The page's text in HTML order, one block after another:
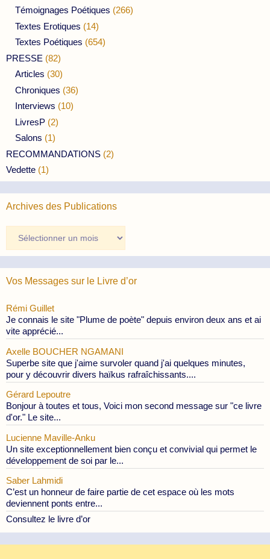
Témoignages Poétiques (266)
Textes Erotiques (14)
Textes Poétiques (654)
PRESSE (82)
Articles (30)
Chroniques (36)
Interviews (10)
LivresP (2)
Salons (1)
RECOMMANDATIONS (2)
Vedette (1)
Archives des Publications
des
Publications
Vos Messages sur le Livre d’or
Rémi Guillet
Je connais le site "Plume de poète" depuis environ deux ans et ai
vite apprécié...
Axelle BOUCHER NGAMANI
Superbe site que j'aime survoler quand j'ai quelques minutes,
pour y découvrir divers haïkus rafraîchissants....
Gérard Lepoutre
Bonjour à toutes et tous, Voici mon second message sur "ce livre
d'or." Le site...
Lucienne Maville-Anku
Un site exceptionnellement bien conçu et convivial qui permet le
développement de soi par le...
Saber Lahmidi
C’est un honneur de faire partie de cet espace où les mots
deviennent ponts entre...
Consultez le livre d’or